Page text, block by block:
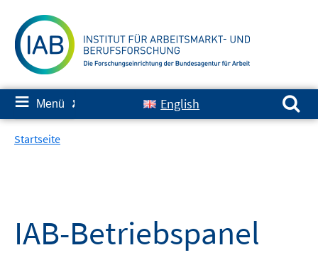
zum
Inhalt
≡ Menü ✘ English
Suchen nach:
Startseite
IAB-Betriebspanel